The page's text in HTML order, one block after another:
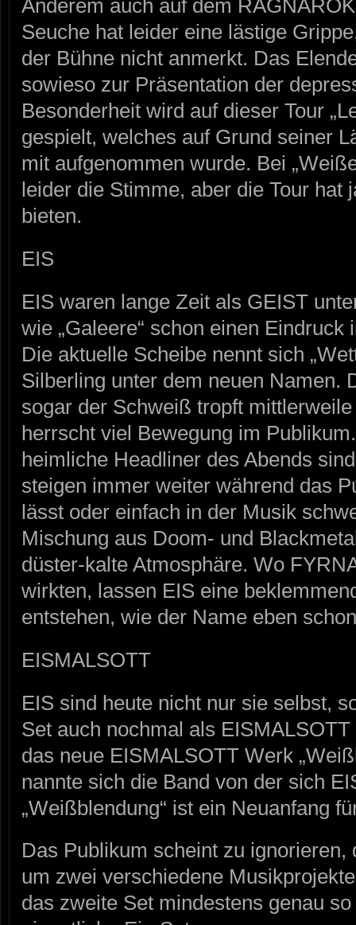
Anderem auch auf dem
Seuche hat leider eine lästige
der Bühne nicht anmerkt. Das
sowieso zur Präsentation der
Besonderheit wird auf dieser Tour
gespielt, welches auf Grund seiner
mit aufgenommen wurde. Bei
leider die Stimme, aber die Tour hat
bieten.
EIS
EIS waren lange Zeit als GEIST
wie „Galeere“ schon einen
Die aktuelle Scheibe nennt sich
Silberling unter dem neuen Namen.
sogar der Schweiß tropft
herrscht viel Bewegung im
heimliche Headliner des Abends
steigen immer weiter während das
lässt oder einfach in der Musik
Mischung aus Doom- und
düster-kalte Atmosphäre. Wo
wirkten, lassen EIS eine
entstehen, wie der Name eben
EISMALSOTT
EIS sind heute nicht nur sie selbst,
Set auch nochmal als
das neue EISMALSOTT Werk
nannte sich die Band von der sich
„Weißblendung“ ist ein Neuanfang
Das Publikum scheint zu
um zwei verschiedene
das zweite Set mindestens genau